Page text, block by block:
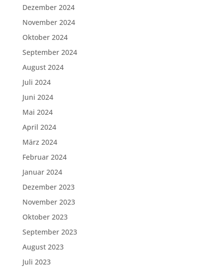
Dezember 2024
November 2024
Oktober 2024
September 2024
August 2024
Juli 2024
Juni 2024
Mai 2024
April 2024
März 2024
Februar 2024
Januar 2024
Dezember 2023
November 2023
Oktober 2023
September 2023
August 2023
Juli 2023